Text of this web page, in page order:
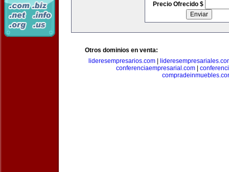
Precio Ofrecido $
Otros dominios en venta:
lideresempresarios.com
conferenciaempresarial.com